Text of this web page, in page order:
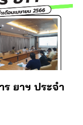
ยาฯ ประจำ